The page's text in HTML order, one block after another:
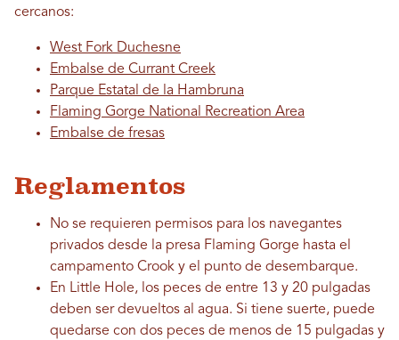
cercanos:
West Fork Duchesne
Embalse de Currant Creek
Parque Estatal de la Hambruna
Flaming Gorge National Recreation Area
Embalse de fresas
Reglamentos
No se requieren permisos para los navegantes
privados desde la presa Flaming Gorge hasta el
campamento Crook y el punto de desembarque.
En Little Hole, los peces de entre 13 y 20 pulgadas
deben ser devueltos al agua. Si tiene suerte, puede
quedarse con dos peces de menos de 15 pulgadas y